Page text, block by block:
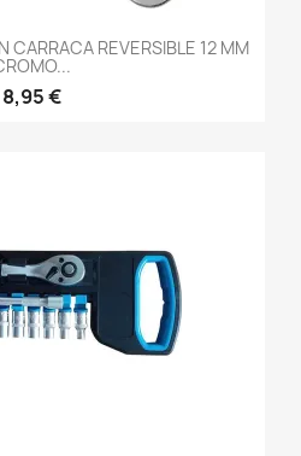
CARRACA REVERSIBLE 12 MM
8,95 €